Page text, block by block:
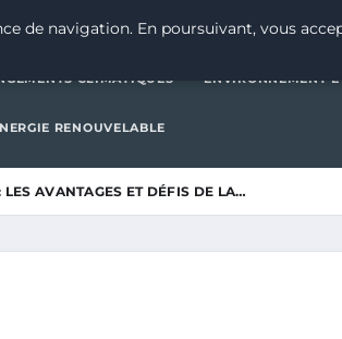
CATÉGORIE CHANGEMENTS CLIMATIQUES
CLIMATIQUES ENVIRONNEMENT
RENOUVELABLE
AVANTAGES ET DÉFIS DE LA…
de navigation. En poursuivant, vous